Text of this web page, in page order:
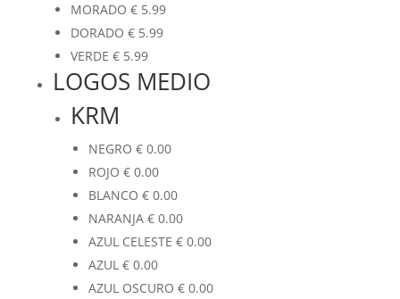
MORADO €5.99
DORADO €5.99
VERDE €5.99
LOGOS MEDIO
KRM
NEGRO €0.00
ROJO €0.00
BLANCO €0.00
NARANJA €0.00
AZUL CELESTE €0.00
AZUL €0.00
AZUL OSCURO €0.00